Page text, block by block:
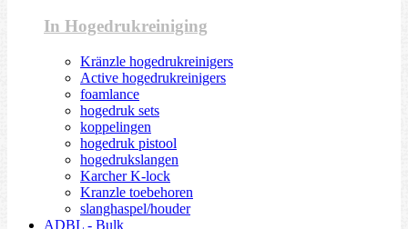
In Hogedrukreiniging
Kränzle hogedrukreinigers
Active hogedrukreinigers
foamlance
hogedruk sets
koppelingen
hogedruk pistool
hogedrukslangen
Karcher K-lock
Kranzle toebehoren
slanghaspel/houder
ADBL - Bulk